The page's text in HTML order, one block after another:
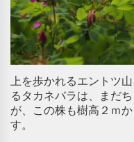
上を歩かれるエントツ
るタカネバラは、まだ
が、この株も樹高２ｍ
す。